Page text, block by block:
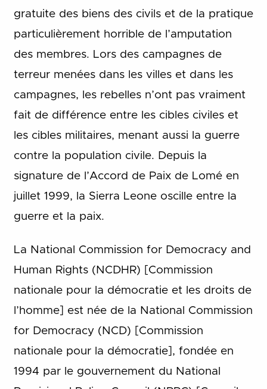
gratuite des biens des civils et de la pratique
particulièrement horrible de l’amputation
des membres. Lors des campagnes de
terreur menées dans les villes et dans les
campagnes, les rebelles n’ont pas vraiment
fait de différence entre les cibles civiles et
les cibles militaires, menant aussi la guerre
contre la population civile. Depuis la
signature de l’Accord de Paix de Lomé en
juillet 1999, la Sierra Leone oscille entre la
guerre et la paix.
La National Commission for Democracy and
Human Rights (NCDHR) [Commission
nationale pour la démocratie et les droits de
l’homme] est née de la National Commission
for Democracy (NCD) [Commission
nationale pour la démocratie], fondée en
1994 par le gouvernement du National